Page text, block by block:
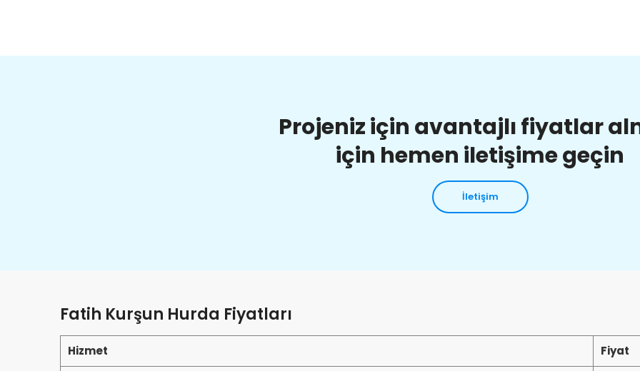
Projeniz için avantajlı fiyatlar
için hemen iletişime geçin
İletişim
Fatih Kurşun Hurda Fiyatları
Hizmet Fiyat